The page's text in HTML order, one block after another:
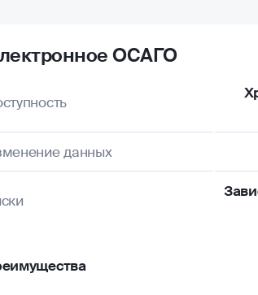
ОСАГО
данных